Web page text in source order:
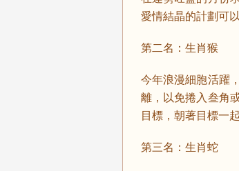
愛情結晶的計劃可
第二名：生肖猴
今年浪漫細胞活躍
離，以免捲入叁角
目標，朝著目標一
第三名：生肖蛇